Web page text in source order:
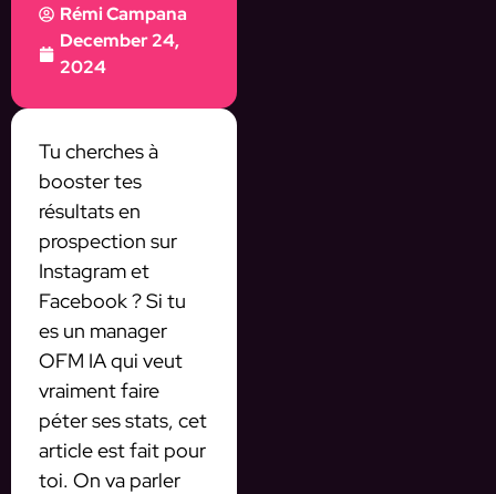
Rémi Campana
December 24,
2024
Tu cherches à
booster tes
résultats en
prospection sur
Instagram et
Facebook ? Si tu
es un manager
OFM IA qui veut
vraiment faire
péter ses stats, cet
article est fait pour
toi. On va parler